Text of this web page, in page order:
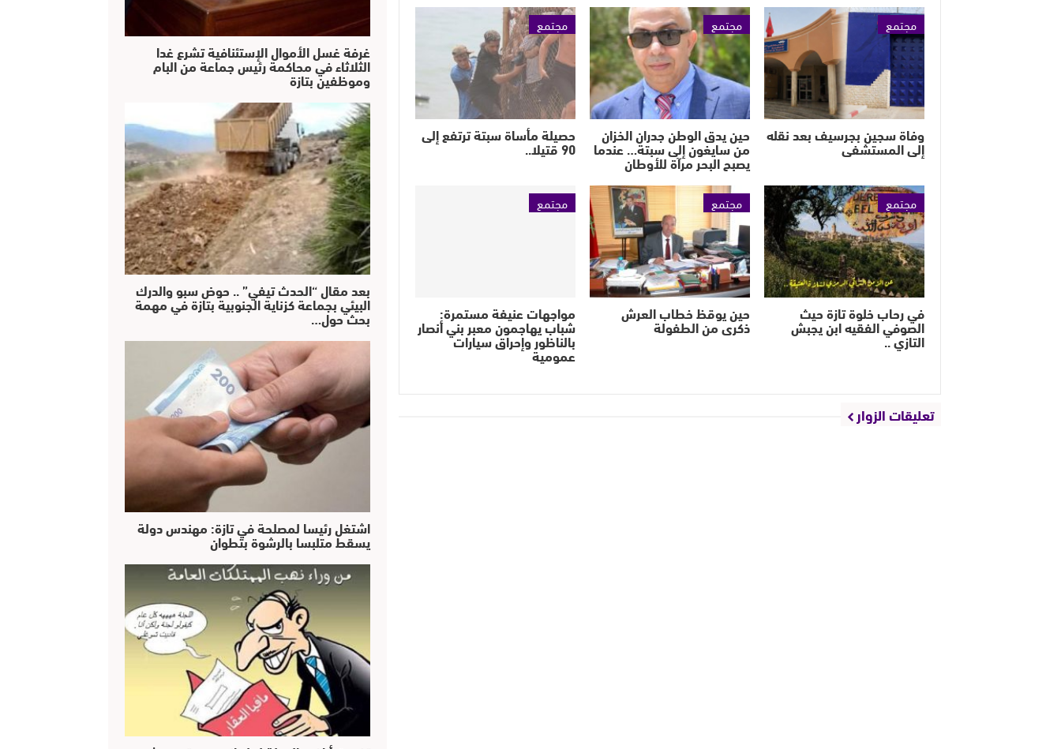
مجتمع
وفاة سجين بجرسيف بعد نقله
إلى المستشفى
مجتمع
حين يدق الوطن جدران الخزان
من سايغون إلى سبتة… عندما
يصبح البحر مرآة للأوطان
مجتمع
حصيلة مأساة سبتة ترتفع إلى
90 قتيلا..
مجتمع
في رحاب خلوة تازة حيث
الصوفي الفقيه ابن يجبش
التازي ..
مجتمع
حين يوقظ خطاب العرش
ذكرى من الطفولة
مجتمع
مواجهات عنيفة مستمرة:
شباب يهاجمون معبر بني أنصار
بالناظور وإحراق سيارات
عمومية
تعليقات الزوار
غرفة غسل الأموال الإستئنافية تشرع غدا
الثلاثاء في محاكمة رئيس جماعة من البام
وموظفين بتازة
بعد مقال “الحدث تيفي” .. حوض سبو والدرك
البيئي بجماعة كزناية الجنوبية بتازة في مهمة
بحث حول…
اشتغل رئيسا لمصلحة في تازة: مهندس دولة
يسقط متلبسا بالرشوة بتطوان